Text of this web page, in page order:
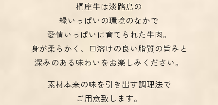
椚座牛は淡路島の
緑いっぱいの環境のなかで
愛情いっぱいに育てられた牛肉。
身が柔らかく、口溶けの良い脂質の旨みと
深みのある味わいをお楽しみください。
素材本来の味を引き出す調理法で
ご用意致します。